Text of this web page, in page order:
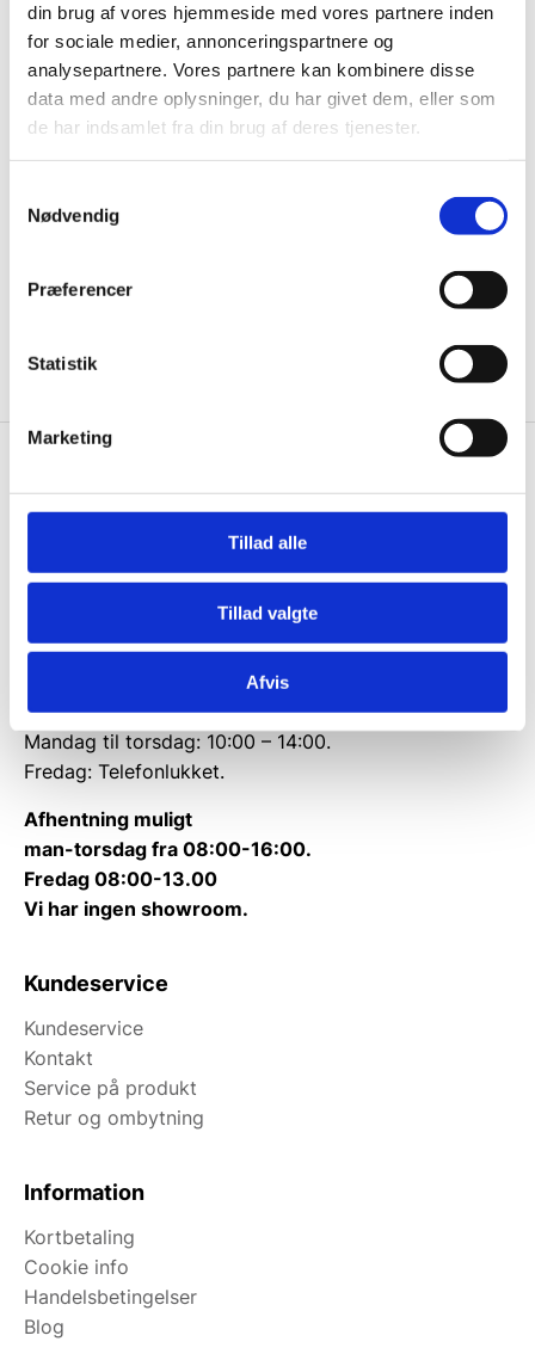
din brug af vores hjemmeside med vores partnere inden
for sociale medier, annonceringspartnere og
analysepartnere. Vores partnere kan kombinere disse
data med andre oplysninger, du har givet dem, eller som
de har indsamlet fra din brug af deres tjenester.
Nødvendig
Præferencer
Statistik
Marketing
Tillad alle
Tillad valgte
Afvis
Få de bedste tilbud først!
Husk at tilmelde dig vores nyhedsbrev og vær først
til de bedste tilbud. Og bare rolig, vi spammer dig
ikke, men sender kun relevante tilbud og
7430 Ikast
Mandag til torsdag: 10:00 – 14:00.
Fredag: Telefonlukket.
Afhentning muligt
man-torsdag fra 08:00-16:00.
Fredag 08:00-13.00
Vi har ingen showroom.
Kundeservice
Kundeservice
Kontakt
Service på produkt
Retur og ombytning
Information
Kortbetaling
Cookie info
Handelsbetingelser
Blog